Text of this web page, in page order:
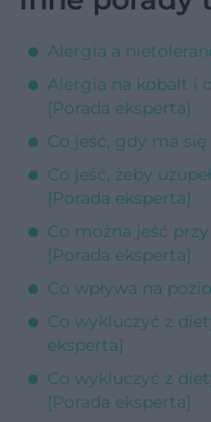
Alergia a
Alergia na kobalt i
[Porada eksperta]
Co jeść, gdy ma
Co jeść, żeby
[Porada eksperta]
Co można jeść
[Porada eksperta]
Co wpływa na
Co wykluczyć z
eksperta]
Co wykluczyć z
[Porada eksperta]